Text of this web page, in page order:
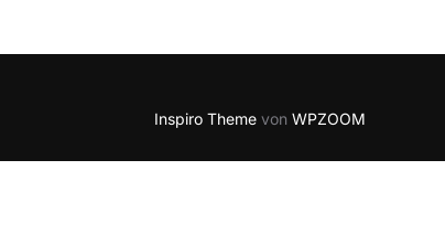
Inspiro Theme von WPZOOM